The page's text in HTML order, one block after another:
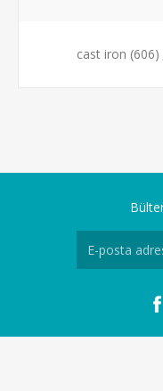
cast iron (606)